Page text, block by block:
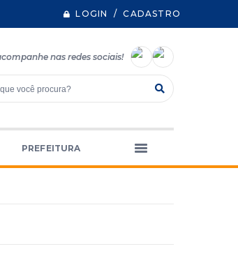
LOGIN / CADASTRO
nas redes sociais!
PREFEITURA